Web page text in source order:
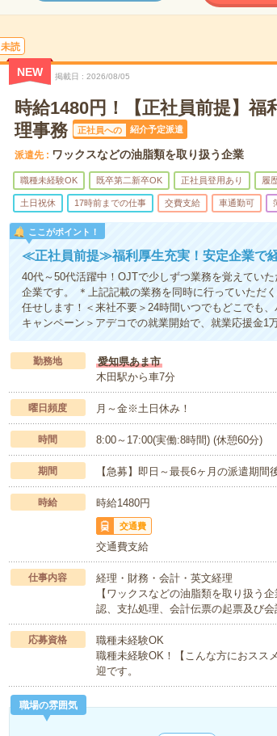
未読
NEW 掲載日 2026/08/05
時給1480円！【正社員前提】福
理事務
正社員への 紹介予定派遣
派遣先 ワックスなどの油脂類を取り扱う企業
職種未経験OK 既卒第二新卒OK 正社員登用あり 履
土日祝休 17時前までの仕事 交費支給 車通勤可
ここがポイント！
≪正社員前提≫福利厚生充実！安定企業で
40代～50代活躍中！OJTで少しずつ業務を覚えてい
企業です。 ＊上記記載の業務を同時に行っていただ
任せします！＜来社不要＞24時間いつでもどこでも
キャンペーン＞アデコでの就業開始で、就業応援金1
勤務地
愛知県あま市
木田駅から車7分
曜日頻度 月～金※土日休み！
時間 8:00～17:00(実働:8時間) (休憩60分)
期間 【急募】即日～最長6ヶ月の派遣期
時給 時給1480円
交通費
交通費支給
仕事内容
経理・財務・会計・英文経理
【ワックスなどの油脂類を取り扱う
認、支払処理、会計伝票の起票及び
応募資格
職種未経験OK
職種未経験OK！【こんな方におスス
迎です。
職場の雰囲気